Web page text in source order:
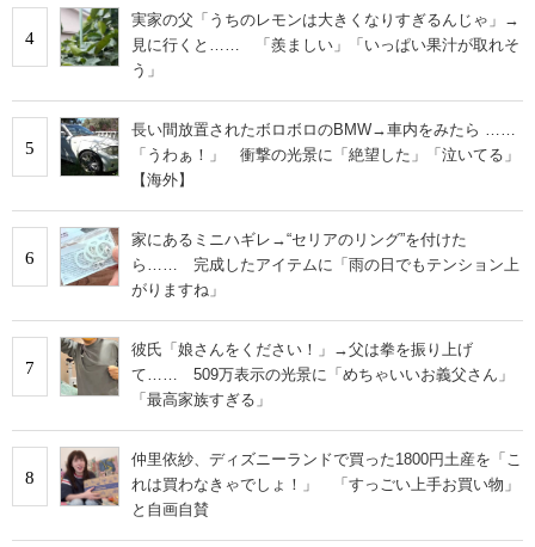
4
実家の父「うちのレモンは大きくなりすぎるんじゃ」→
見に行くと…… 「羨ましい」「いっぱい果汁が取れそ
う」
5
長い間放置されたボロボロのBMW→車内をみたら ……
「うわぁ！」 衝撃の光景に「絶望した」「泣いてる」
【海外】
6
家にあるミニハギレ→“セリアのリング”を付けた
ら…… 完成したアイテムに「雨の日でもテンション上
がりますね」
7
彼氏「娘さんをください！」→父は拳を振り上げ
て…… 509万表示の光景に「めちゃいいお義父さん」
「最高家族すぎる」
8
仲里依紗、ディズニーランドで買った1800円土産を「こ
れは買わなきゃでしょ！」 「すっごい上手お買い物」
と自画自賛